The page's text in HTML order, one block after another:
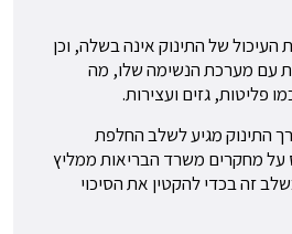
של התינוק אינה בשלה, וכן
עם מערכת הנשימה שלו, מה
פליטות, גזים ועצירות.
לערך התינוק מגיע לשלב החלפת
על מחקרים משרד הבריאות ממליץ
זה בכדי להקטין את הסיכוי